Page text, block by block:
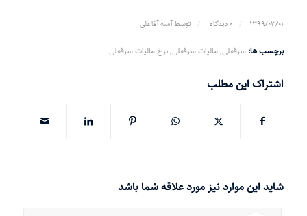
۱۳۹۹/۰۳/۰۱ / ۰ دیدگاه / توسطآمنه آقاعلی
برچسب ها: سرقفلی,مالیات سرقفلی,نرخ مالیات سرقفلی
اشتراک این مطلب
شاید این موارد نیز مورد علاقه شما باشد